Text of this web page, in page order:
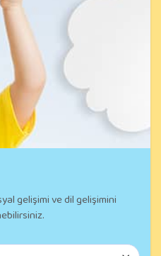
gelişimi ve dil gelişimini